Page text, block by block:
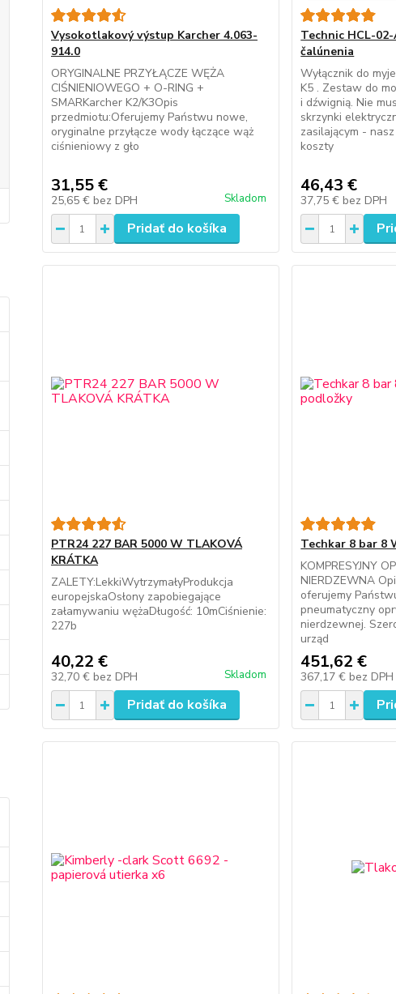
Vysokotlakový výstup Karcher 4.063-
914.0
ORYGINALNE PRZYŁĄCZE WĘŻA
CIŚNIENIOWEGO + O-RING +
SMARKarcher K2/K3Opis
przedmiotu:Oferujemy Państwu nowe,
oryginalne przyłącze wody łączące wąż
ciśnieniowy z gło
31,55 €
25,65 € bez DPH Skladom
Pridať do košíka
Technic HCL-
čalúnenia
Wyłącznik do
K5 . Zestaw do
i dźwignią. Nie
skrzynki
zasilającym -
koszty
46,43 €
37,75 € bez DPH
PTR24 227 BAR 5000 W TLAKOVÁ
KRÁTKA
ZALETY:LekkiWytrzymałyProdukcja
europejskaOsłony zapobiegające
załamywaniu wężaDługość: 10mCiśnienie:
227b
40,22 €
32,70 € bez DPH Skladom
Pridať do košíka
Techkar 8 bar 8
KOMPRESYJNY
NIERDZEWNA
oferujemy
pneumatyczny
nierdzewnej.
urząd
451,62 €
367,17 € bez DPH